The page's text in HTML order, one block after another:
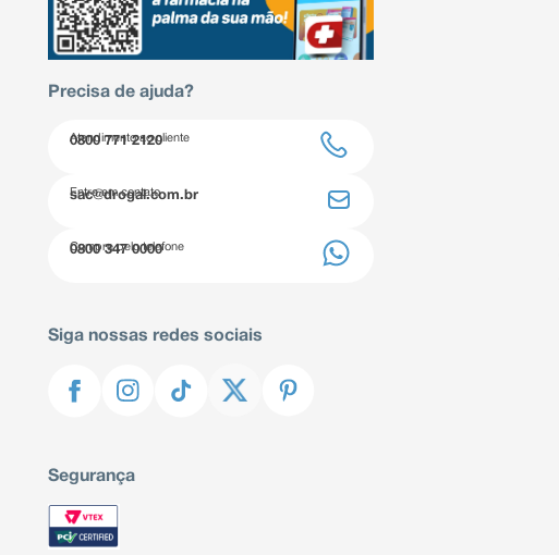
Precisa de ajuda?
Atendimento ao cliente
0800 771 2120
Entre em contato
sac@drogal.com.br
Compre pelo telefone
0800 347 0000
Siga nossas redes sociais
Segurança